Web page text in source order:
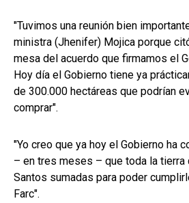
"Tuvimos una reunión bien
ministra (Jhenifer) Mojica porque
mesa del acuerdo que firmamos el
Hoy día el Gobierno tiene ya
de 300.000 hectáreas que podrían
comprar".
"Yo creo que ya hoy el Gobierno ha
– en tres meses – que toda la tierra
Santos sumadas para poder
Farc".